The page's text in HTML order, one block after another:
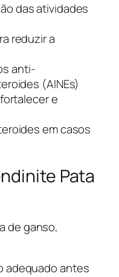
das atividades
reduzir a
anti-
(AINEs)
e
em casos
Pata
de ganso,
adequado antes